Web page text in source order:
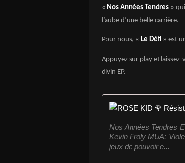
« Nos Années Tendres »
l’aube d’une belle carrière.
Pour nous, « Le Défi » est
Appuyez sur play et laissez-
divin EP.
Nos Années Tendres
Kevin Froly MUA:
jeux de pouvoir e...